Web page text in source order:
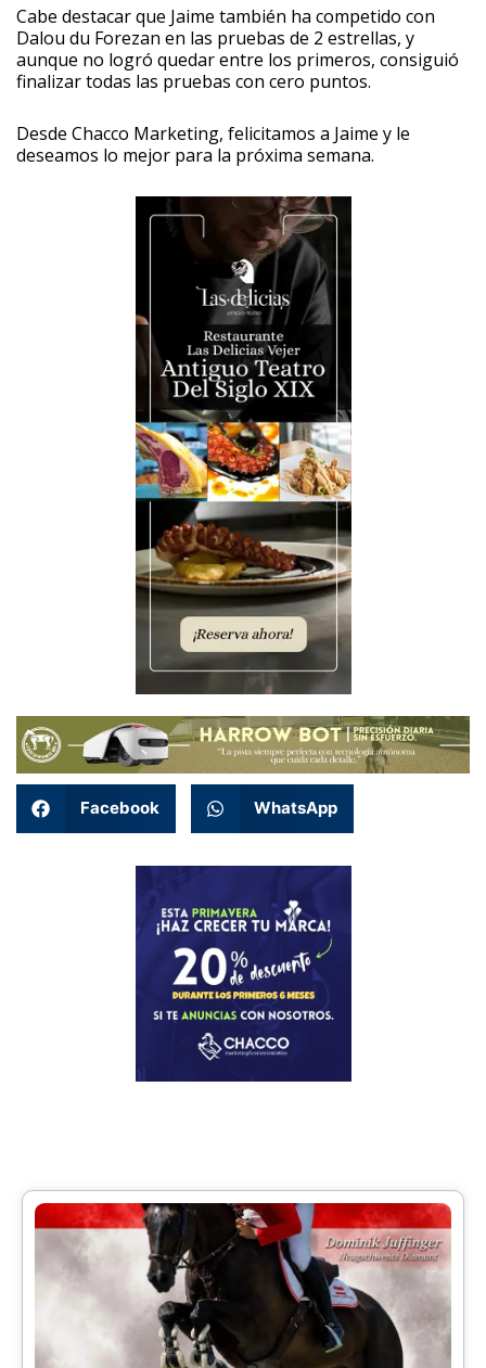
Cabe destacar que Jaime también ha competido con
Dalou du Forezan en las pruebas de 2 estrellas, y
aunque no logró quedar entre los primeros, consiguió
finalizar todas las pruebas con cero puntos.
Desde Chacco Marketing, felicitamos a Jaime y le
deseamos lo mejor para la próxima semana.
Facebook WhatsApp